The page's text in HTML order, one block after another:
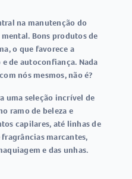
na manutenção do
Bons produtos de
o que favorece a
de autoconfiança. Nada
nós mesmos, não é?
uma seleção incrível de
ramo de beleza e
capilares, até linhas de
marcantes,
e das unhas.